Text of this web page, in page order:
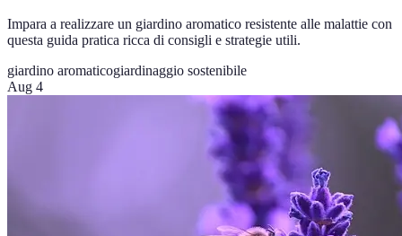
Impara a realizzare un giardino aromatico resistente alle malattie con
questa guida pratica ricca di consigli e strategie utili.
giardino aromaticogiardinaggio sostenibile
Aug 4